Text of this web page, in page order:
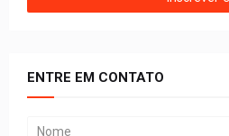
ENTRE EM CONTATO